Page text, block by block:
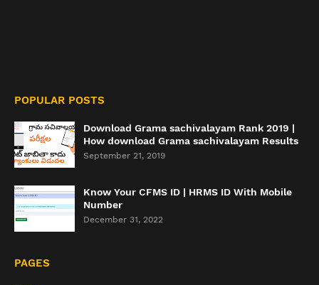
POPULAR POSTS
Download Grama sachivalayam Rank 2019 |
How download Grama sachivalayam Results
September 21, 2019
Know Your CFMS ID | HRMS ID With Mobile
Number
December 31, 2022
PAGES